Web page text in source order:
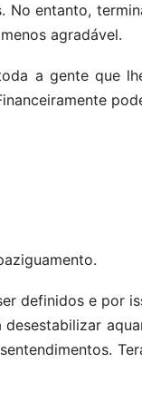
No entanto,
agradável.
a gente que
definidos e por